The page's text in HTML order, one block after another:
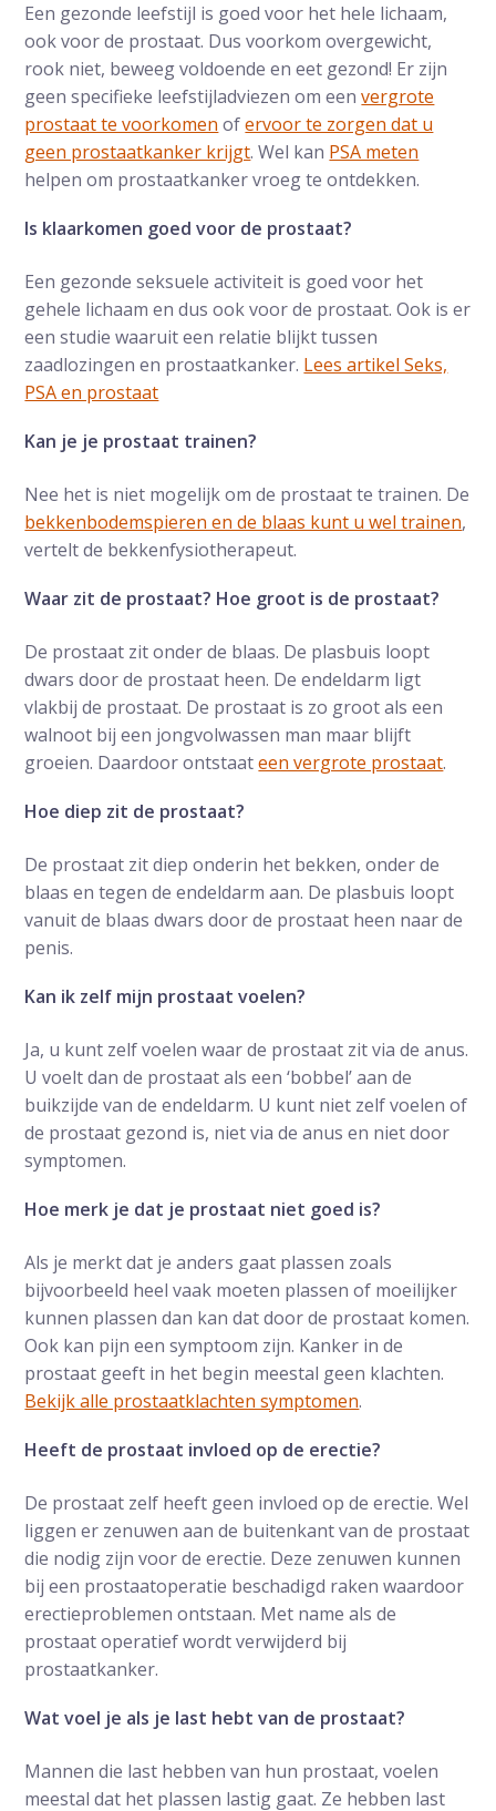
Een gezonde leefstijl is goed voor het hele lichaam,
ook voor de prostaat. Dus voorkom overgewicht,
rook niet, beweeg voldoende en eet gezond! Er zijn
geen specifieke leefstijladviezen om eenvergrote
prostaat te voorkomen ofervoor te zorgen dat u
geen prostaatkanker krijgt. Wel kan PSA meten
helpen om prostaatkanker vroeg te ontdekken.
Is klaarkomen goed voor de prostaat?
Een gezonde seksuele activiteit is goed voor het
gehele lichaam en dus ook voor de prostaat. Ook is er
een studie waaruit een relatie blijkt tussen
zaadlozingen en prostaatkanker. Lees artikel Seks,
PSA en prostaat
Kan je je prostaat trainen?
Nee het is niet mogelijk om de prostaat te trainen. De
bekkenbodemspieren en de blaas kunt u wel trainen,
vertelt de bekkenfysiotherapeut.
Waar zit de prostaat? Hoe groot is de prostaat?
De prostaat zit onder de blaas. De plasbuis loopt
dwars door de prostaat heen. De endeldarm ligt
vlakbij de prostaat. De prostaat is zo groot als een
walnoot bij een jongvolwassen man maar blijft
groeien. Daardoor ontstaateen vergrote prostaat.
Hoe diep zit de prostaat?
De prostaat zit diep onderin het bekken, onder de
blaas en tegen de endeldarm aan. De plasbuis loopt
vanuit de blaas dwars door de prostaat heen naar de
penis.
Kan ik zelf mijn prostaat voelen?
Ja, u kunt zelf voelen waar de prostaat zit via de anus.
U voelt dan de prostaat als een ‘bobbel’ aan de
buikzijde van de endeldarm. U kunt niet zelf voelen of
de prostaat gezond is, niet via de anus en niet door
symptomen.
Hoe merk je dat je prostaat niet goed is?
Als je merkt dat je anders gaat plassen zoals
bijvoorbeeld heel vaak moeten plassen of moeilijker
kunnen plassen dan kan dat door de prostaat komen.
Ook kan pijn een symptoom zijn. Kanker in de
prostaat geeft in het begin meestal geen klachten.
Bekijk alle prostaatklachten symptomen.
Heeft de prostaat invloed op de erectie?
De prostaat zelf heeft geen invloed op de erectie. Wel
liggen er zenuwen aan de buitenkant van de prostaat
die nodig zijn voor de erectie. Deze zenuwen kunnen
bij een prostaatoperatie beschadigd raken waardoor
erectieproblemen ontstaan. Met name als de
prostaat operatief wordt verwijderd bij
prostaatkanker.
Wat voel je als je last hebt van de prostaat?
Mannen die last hebben van hun prostaat, voelen
meestal dat het plassen lastig gaat. Ze hebben last